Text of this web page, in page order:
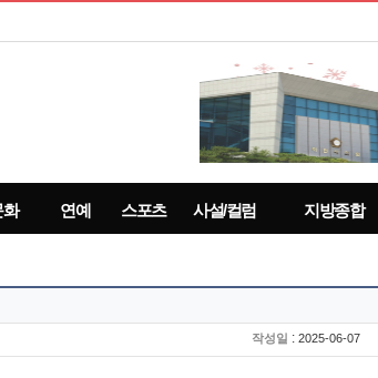
화 연예 스포츠 사설/컬럼 지방종합
작성일 : 2025-06-07